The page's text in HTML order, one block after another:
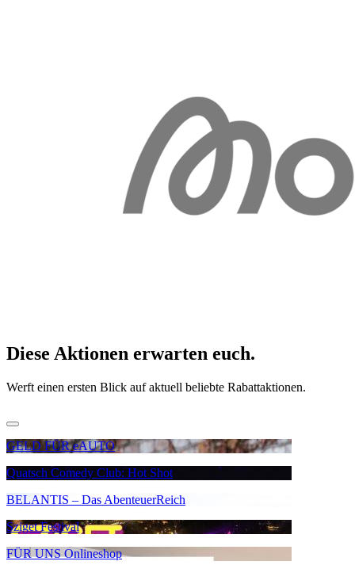
Diese Aktionen erwarten euch.
Werft einen ersten Blick auf aktuell beliebte Rabattaktionen.
GELD FÜR eAUTO
Quatsch Comedy Club: Hot Shot
BELANTIS – Das AbenteuerReich
Sziget Festival
FÜR UNS Onlineshop